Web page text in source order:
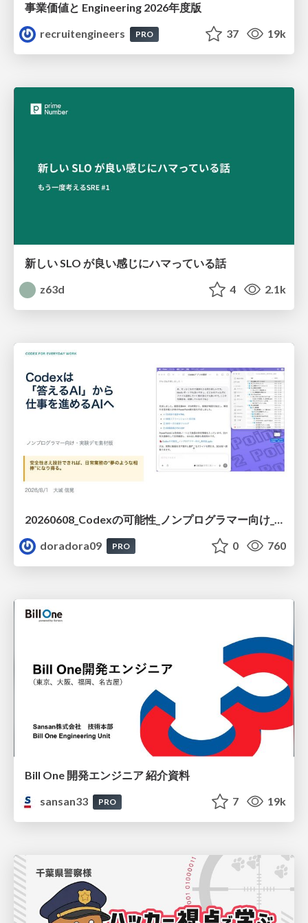
事業価値と Engineering 2026年度版
recruitengineers
PRO 37 19k
新しい SLO が良い感じにハマっている話
z63d
4 2.1k
doradora09
PRO 0 760
Bill One 開発エンジニア 紹介資料
sansan33
PRO 7 19k